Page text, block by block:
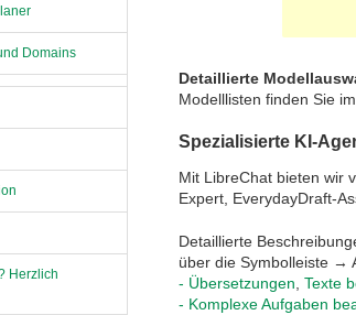
Domains
Herzlich
Detaillierte
Modelllisten finden Sie im
Spezialisierte KI-
Mit LibreChat bieten wir
Expert, EverydayDraft-
Detaillierte
über die Symbolleiste →
- Übersetzungen Texte
- Komplexe Aufgaben